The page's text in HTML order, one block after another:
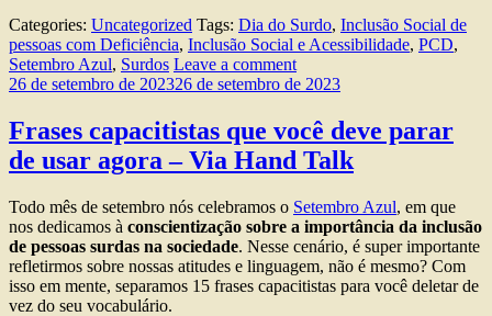
Categories: Uncategorized Tags: Dia do Surdo, Inclusão Social de
pessoas com Deficiência, Inclusão Social e Acessibilidade, PCD,
Setembro Azul, Surdos Leave a comment
26 de setembro de 202326 de setembro de 2023
Frases capacitistas que você deve parar
de usar agora – Via Hand Talk
Todo mês de setembro nós celebramos o Setembro Azul, em que
nos dedicamos à conscientização sobre a importância da inclusão
de pessoas surdas na sociedade. Nesse cenário, é super importante
refletirmos sobre nossas atitudes e linguagem, não é mesmo? Com
isso em mente, separamos 15 frases capacitistas para você deletar de
vez do seu vocabulário.